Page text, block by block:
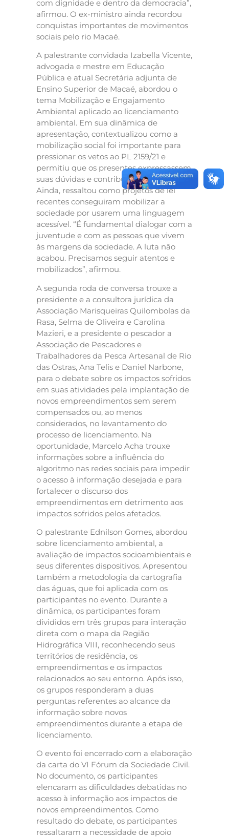
com dignidade e dentro da democracia”,
afirmou. O ex-ministro ainda recordou
conquistas importantes de movimentos
sociais pelo rio Macaé.
A palestrante convidada Izabella Vicente,
advogada e mestre em Educação
Pública e atual Secretária adjunta de
Ensino Superior de Macaé, abordou o
tema Mobilização e Engajamento
Ambiental aplicado ao licenciamento
ambiental. Em sua dinâmica de
apresentação, contextualizou como a
mobilização social foi importante para
pressionar os vetos ao PL 2159/21 e
permitiu que os presentes expressassem
suas dúvidas e contribuições ao tema.
Ainda, ressaltou como projetos de lei
recentes conseguiram mobilizar a
sociedade por usarem uma linguagem
acessível. “É fundamental dialogar com a
juventude e com as pessoas que vivem
às margens da sociedade. A luta não
acabou. Precisamos seguir atentos e
mobilizados”, afirmou.
A segunda roda de conversa trouxe a
presidente e a consultora jurídica da
Associação Marisqueiras Quilombolas da
Rasa, Selma de Oliveira e Carolina
Mazieri, e a presidente o pescador a
Associação de Pescadores e
Trabalhadores da Pesca Artesanal de Rio
das Ostras, Ana Telis e Daniel Narbone,
para o debate sobre os impactos sofridos
em suas atividades pela implantação de
novos empreendimentos sem serem
compensados ou, ao menos
considerados, no levantamento do
processo de licenciamento. Na
oportunidade, Marcelo Acha trouxe
informações sobre a influência do
algoritmo nas redes sociais para impedir
o acesso à informação desejada e para
fortalecer o discurso dos
empreendimentos em detrimento aos
impactos sofridos pelos afetados.
O palestrante Ednilson Gomes, abordou
sobre licenciamento ambiental, a
avaliação de impactos socioambientais e
seus diferentes dispositivos. Apresentou
também a metodologia da cartografia
das águas, que foi aplicada com os
participantes no evento. Durante a
dinâmica, os participantes foram
divididos em três grupos para interação
direta com o mapa da Região
Hidrográfica VIII, reconhecendo seus
territórios de residência, os
empreendimentos e os impactos
relacionados ao seu entorno. Após isso,
os grupos responderam a duas
perguntas referentes ao alcance da
informação sobre novos
empreendimentos durante a etapa de
licenciamento.
O evento foi encerrado com a elaboração
da carta do VI Fórum da Sociedade Civil.
No documento, os participantes
elencaram as dificuldades debatidas no
acesso à informação aos impactos de
novos empreendimentos. Como
resultado do debate, os participantes
ressaltaram a necessidade de apoio